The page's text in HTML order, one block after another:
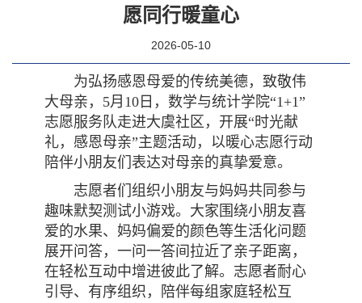
愿同行暖童心
2026-05-10
为弘扬感恩母爱的传统美德，致敬伟
大母亲，5月10日，数学与统计学院“1+1”
志愿服务队走进大虞社区，开展“时光献
礼，感恩母亲”主题活动，以暖心志愿行动
陪伴小朋友们表达对母亲的真挚爱意。
志愿者们组织小朋友与妈妈共同参与
趣味默契测试小游戏。大家围绕小朋友喜
爱的水果、妈妈偏爱的颜色等生活化问题
展开问答，一问一答间拉近了亲子距离，
在轻松互动中增进彼此了解。志愿者耐心
引导、有序组织，陪伴每组家庭轻松互